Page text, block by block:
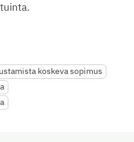
koskeva sopimus